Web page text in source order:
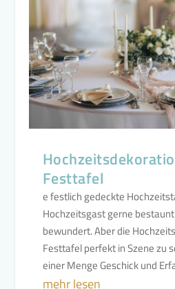
Festtafel
e festlich gedeckte
Hochzeitsgast gerne
bewundert. Aber die
Festtafel perfekt in Szene zu
einer Menge Geschick und
mehr lesen